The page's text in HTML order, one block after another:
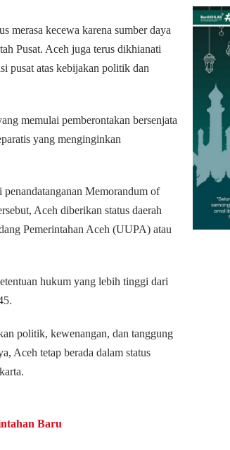
merasa kecewa karena sumber daya
Pusat. Aceh juga terus dikhianati
pusat atas kebijakan politik dan
memulai pemberontakan bersenjata
yang menginginkan
Memorandum of
Aceh diberikan status daerah
Pemerintahan Aceh (UUPA) atau
hukum yang lebih tinggi dari
politik, kewenangan, dan tanggung
Aceh tetap berada dalam status
Baru